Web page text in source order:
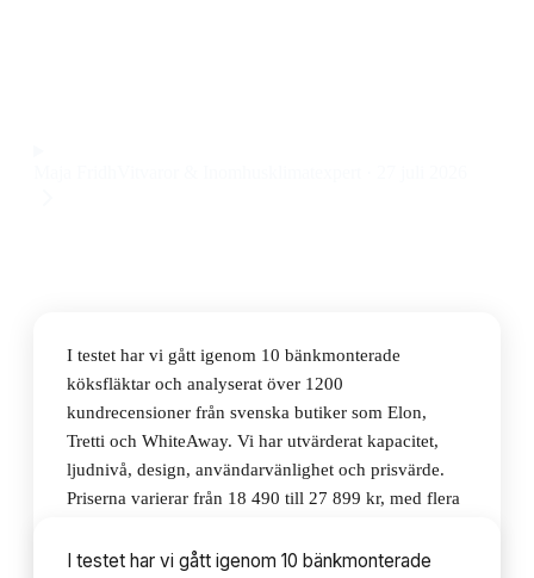
I testet har vi gått igenom 10 bänkmonterade
köksfläktar och analyserat över 1200
kundrecensioner från svenska butiker som Elon,
Tretti och WhiteAway. Vi har utvärderat kapacitet,
ljudnivå, design, användarvänlighet och prisvärde.
Priserna varierar från 18 490 till 27 899 kr, med flera
I testet har vi gått igenom 10 bänkmonterade